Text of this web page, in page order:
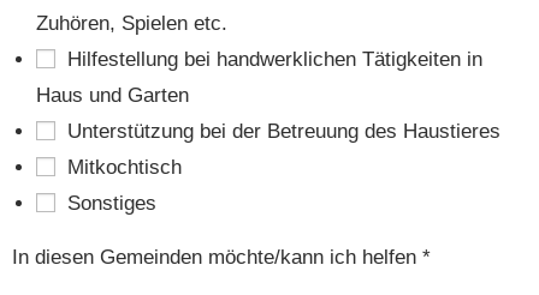
Zuhö­ren, Spie­len etc.
Hil­fe­stel­lung bei hand­werk­li­chen Tätig­kei­ten in
Haus und Garten
Unter­stüt­zung bei der Betreu­ung des Haustieres
Mit­koch­tisch
Sons­ti­ges
In die­sen Gemein­den möchte/kann ich hel­fen *